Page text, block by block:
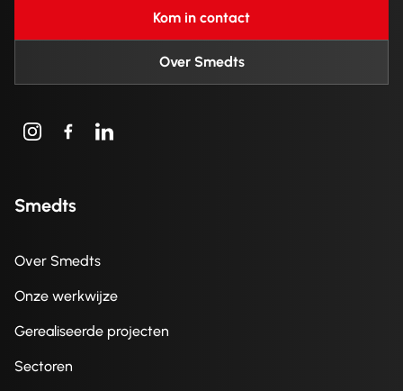
Kom in contact
Over Smedts
Smedts
Over Smedts
Onze werkwijze
Gerealiseerde projecten
Sectoren